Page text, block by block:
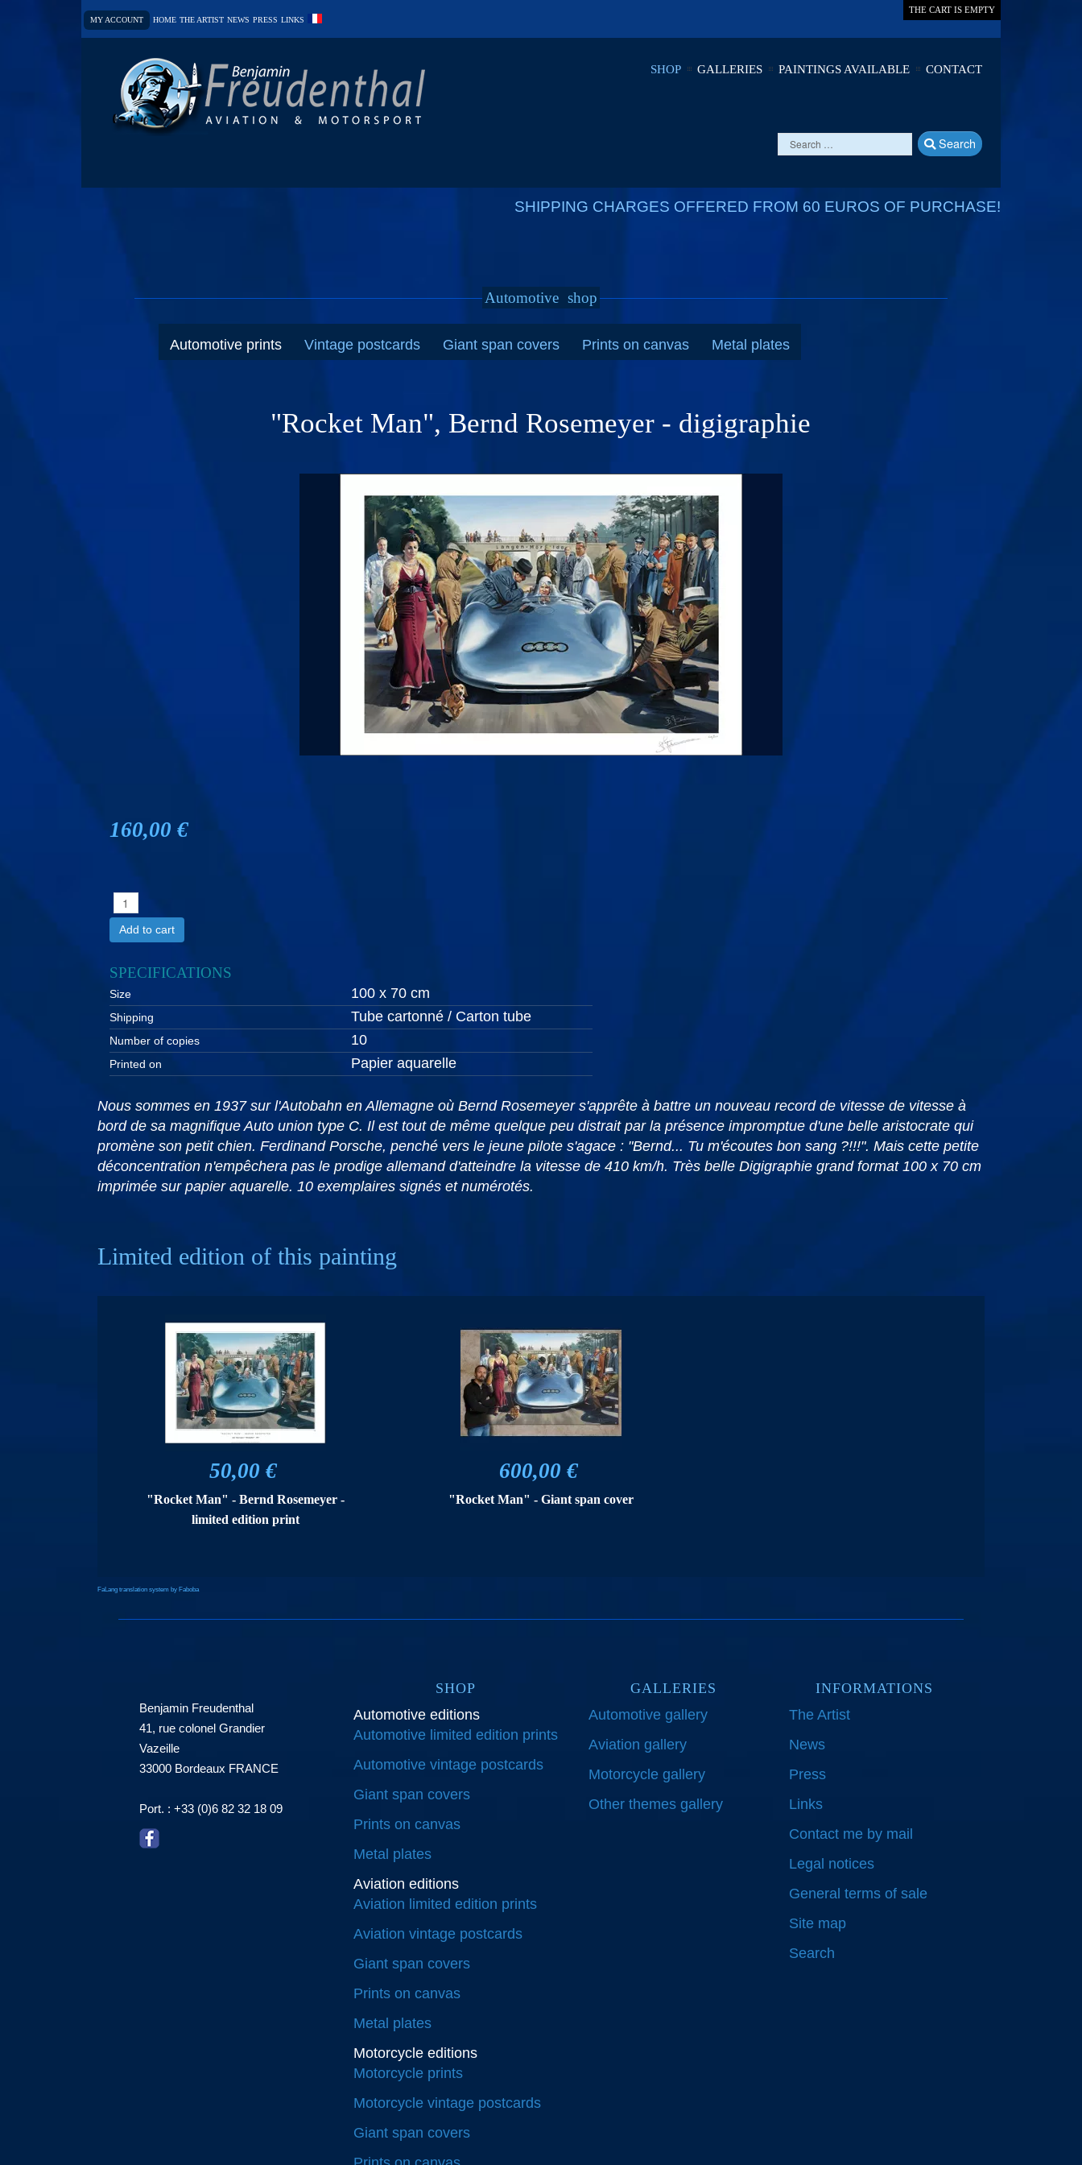
MY ACCOUNT HOME THE ARTIST NEWS PRESS LINKS
THE CART IS EMPTY
SHOP GALLERIES PAINTINGS AVAILABLE CONTACT
Search
SHIPPING CHARGES OFFERED FROM 60 EUROS OF PURCHASE!
Automotive shop
Automotive prints Vintage postcards Giant span covers Prints on canvas Metal plates
"Rocket Man", Bernd Rosemeyer - digigraphie
160,00 €
Add to cart
SPECIFICATIONS
Size 100 x 70 cm
Shipping Tube cartonné / Carton tube
Number of copies 10
Printed on Papier aquarelle
Nous sommes en 1937 sur l'Autobahn en Allemagne où Bernd Rosemeyer s'apprête à battre un nouveau record de vitesse de vitesse à
bord de sa magnifique Auto union type C. Il est tout de même quelque peu distrait par la présence impromptue d'une belle aristocrate qui
promène son petit chien. Ferdinand Porsche, penché vers le jeune pilote s'agace : "Bernd... Tu m'écoutes bon sang ?!!!". Mais cette petite
déconcentration n'empêchera pas le prodige allemand d'atteindre la vitesse de 410 km/h. Très belle Digigraphie grand format 100 x 70 cm
imprimée sur papier aquarelle. 10 exemplaires signés et numérotés.
Limited edition of this painting
50,00 €
"Rocket Man" - Bernd Rosemeyer -
limited edition print
600,00 €
"Rocket Man" - Giant span cover
FaLang translation system by Faboba
Benjamin Freudenthal
41, rue colonel Grandier
Vazeille
33000 Bordeaux FRANCE
Port. : +33 (0)6 82 32 18 09
SHOP
Automotive editions
Automotive limited edition prints
Automotive vintage postcards
Giant span covers
Prints on canvas
Metal plates
Aviation editions
Aviation limited edition prints
Aviation vintage postcards
Giant span covers
Prints on canvas
Metal plates
Motorcycle editions
Motorcycle prints
Motorcycle vintage postcards
Giant span covers
GALLERIES
Automotive gallery
Aviation gallery
Motorcycle gallery
Other themes gallery
INFORMATIONS
The Artist
News
Press
Links
Contact me by mail
Legal notices
General terms of sale
Site map
Search